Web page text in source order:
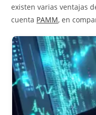
existen varias ventajas
cuenta PAMM, en